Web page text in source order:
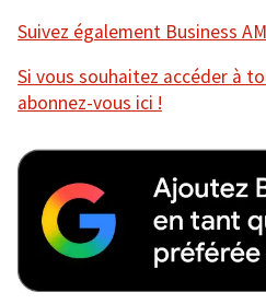
Suivez également Business
Si vous souhaitez accéder à
abonnez-vous ici !